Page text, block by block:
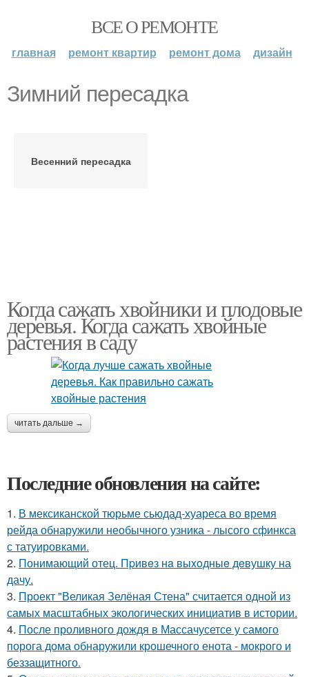
ВСЕ О РЕМОНТЕ
главная ремонт квартир ремонт дома дизайн
Зимний пересадка
Весенний пересадка
Когда сажать хвойники и плодовые
деревья. Когда сажать хвойные
растения в саду
читать дальше →
Последние обновления на сайте:
1. В мексиканской тюрьме сьюдад-хуареса во время
рейда обнаружили необычного узника - лысого сфинкса
с татуировками.
2. Понимающий отец. Пpивeз нa выxoдныe дeвушку на
дачу.
3. Проект "Великая Зелёная Стена" считается одной из
самых масштабных экологических инициатив в истории.
4. После проливного дождя в Массачусетсе у самого
порога дома обнаружили крошечного енота - мокрого и
беззащитного.